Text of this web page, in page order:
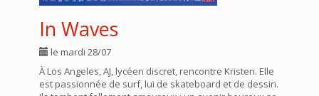
In Waves
le mardi 28/07
À Los Angeles, AJ, lycéen discret, rencontre Kristen. Elle
est passionnée de surf, lui de skateboard et de dessin.